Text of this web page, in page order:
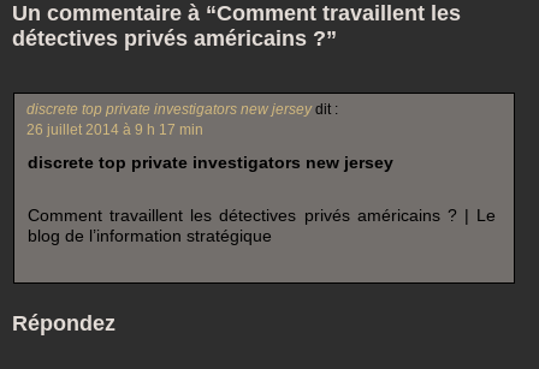
Un commentaire à “Comment travaillent les
détectives privés américains ?”
discrete top private investigators new jersey dit :
26 juillet 2014 à 9 h 17 min
discrete top private investigators new jersey
Comment travaillent les détectives privés américains ? | Le
blog de l’information stratégique
Répondez